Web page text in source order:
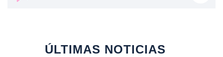
ÚLTIMAS NOTICIAS